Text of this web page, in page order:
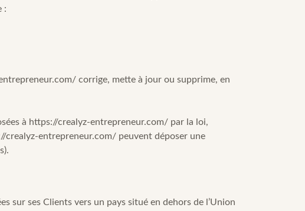
:
corrige, mette à jour ou supprime, en
à https://crealyz-entrepreneur.com/ par la loi,
crealyz-entrepreneur.com/ peuvent déposer une
sur ses Clients vers un pays situé en dehors de l’Union